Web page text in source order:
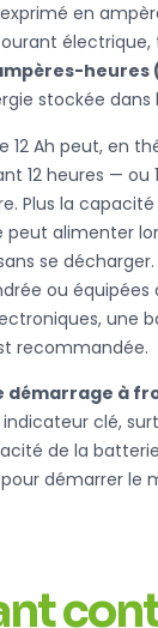
en
électrique,
heures
stockée dans
12 Ah peut, en
12 heures — ou
Plus la
peut alimenter
se
ou équipées
une
recommandée.
démarrage à
clé,
de la
démarrer le